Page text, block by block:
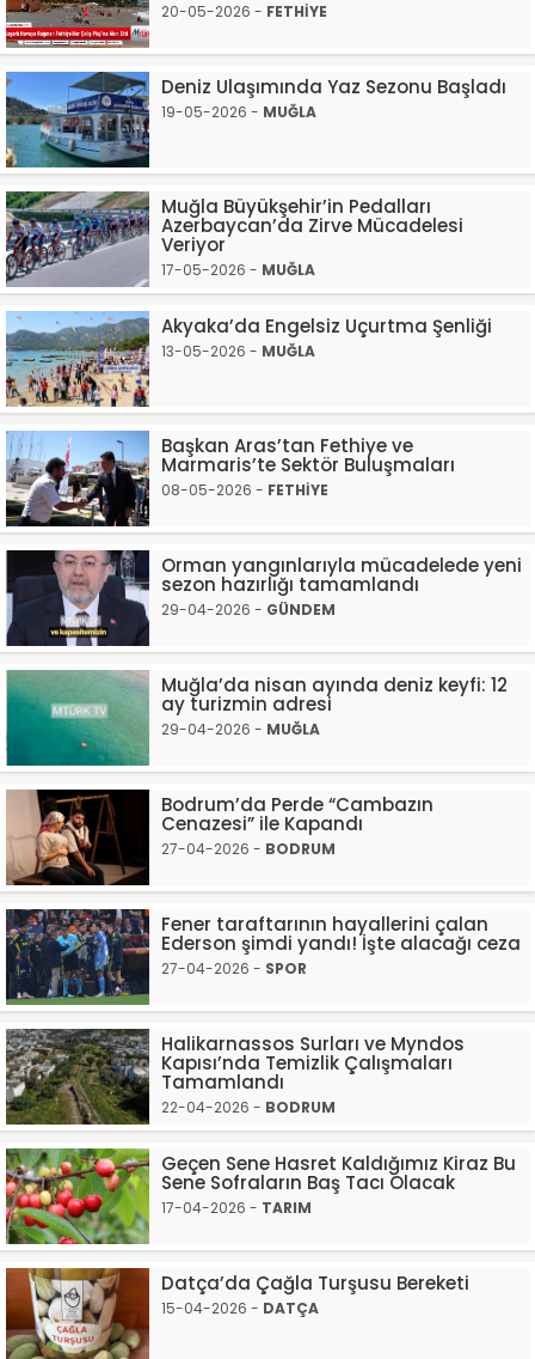
20-05-2026 - FETHİYE
Deniz Ulaşımında Yaz Sezonu Başladı
19-05-2026 - MUĞLA
Muğla Büyükşehir’in Pedalları
Azerbaycan’da Zirve Mücadelesi
Veriyor
17-05-2026 - MUĞLA
Akyaka’da Engelsiz Uçurtma Şenliği
13-05-2026 - MUĞLA
Başkan Aras’tan Fethiye ve
Marmaris’te Sektör Buluşmaları
08-05-2026 - FETHİYE
Orman yangınlarıyla mücadelede yeni
sezon hazırlığı tamamlandı
29-04-2026 - GÜNDEM
Muğla’da nisan ayında deniz keyfi: 12
ay turizmin adresi
29-04-2026 - MUĞLA
Bodrum’da Perde “Cambazın
Cenazesi” ile Kapandı
27-04-2026 - BODRUM
Fener taraftarının hayallerini çalan
Ederson şimdi yandı! İşte alacağı ceza
27-04-2026 - SPOR
Halikarnassos Surları ve Myndos
Kapısı’nda Temizlik Çalışmaları
Tamamlandı
22-04-2026 - BODRUM
Geçen Sene Hasret Kaldığımız Kiraz Bu
Sene Sofraların Baş Tacı Olacak
17-04-2026 - TARIM
Datça’da Çağla Turşusu Bereketi
15-04-2026 - DATÇA